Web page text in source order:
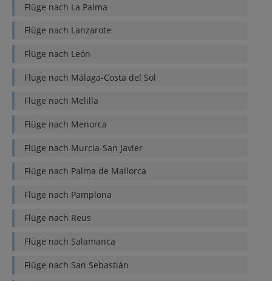
Flüge nach La Palma
Flüge nach Lanzarote
Flüge nach León
Flüge nach Málaga-Costa del Sol
Flüge nach Melilla
Flüge nach Menorca
Flüge nach Murcia-San Javier
Flüge nach Palma de Mallorca
Flüge nach Pamplona
Flüge nach Reus
Flüge nach Salamanca
Flüge nach San Sebastián